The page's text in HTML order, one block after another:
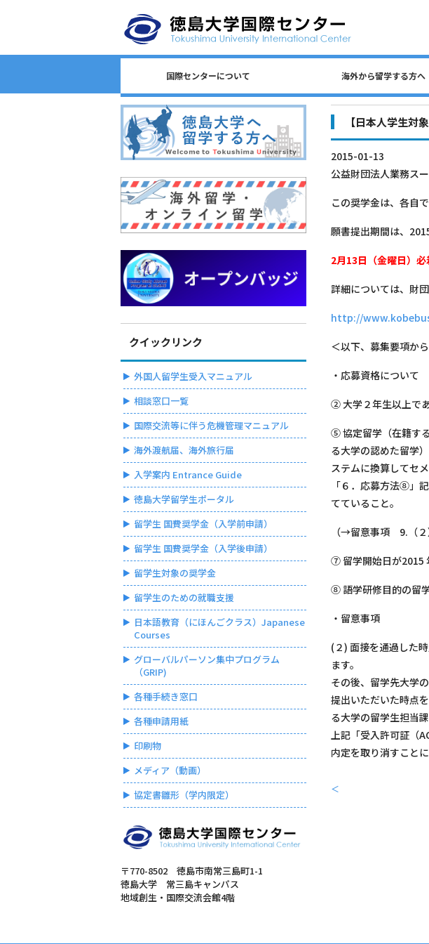
国際センターについて
国際センターについて
センター長からのごあいさつ
国際センターのロゴについて
沿革
日本語教育/Japanese Program
相談窓口一覧
スタッフ一覧
国際課連絡先
海外から留学する方へ
【日本人学生対
2015-01-13
公益財団法人業務ス
この奨学金は、各自
願書提出期間は、
2月13日（金曜日）必
詳細については、財
http://
＜以下、募集要項か
・応募資格について
② 大学２年生以上で
⑤ 協定留学（在籍す
る大学の認めた留学
ステムに換算してセ
「６．応募方法⑧」
てていること。
（→留意事項 9.（２
⑦ 留学開始日が2015
⑧ 語学研修目的の留
・留意事項
(２) 面接を通過した
ます。
その後、留学先大学
提出いただいた時点
る大学の留学生担当
上記「受入許可証（
内定を取り消すこと
＜
クイックリンク
外国人留学生受入マニュアル
相談窓口一覧
国際交流等に伴う危機管理マニュアル
海外渡航届、海外旅行届
入学案内 Entrance Guide
徳島大学留学生ポータル
留学生 国費奨学金（入学前申請）
留学生 国費奨学金（入学後申請）
留学生対象の奨学金
留学生のための就職支援
日本語教育（にほんごクラス）Japanese
Courses
グローバルパーソン集中プログラム
（GRIP)
各種手続き窓口
各種申請用紙
印刷物
メディア（動画）
協定書雛形（学内限定）
〒770-8502 徳島市南常三島町1-1
徳島大学 常三島キャンパス
地域創生・国際交流会館4階